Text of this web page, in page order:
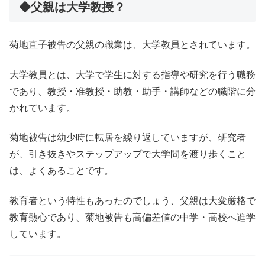
◆父親は大学教授？
菊地直子被告の父親の職業は、大学教員とされています。
大学教員とは、大学で学生に対する指導や研究を行う職務
であり、教授・准教授・助教・助手・講師などの職階に分
かれています。
菊地被告は幼少時に転居を繰り返していますが、研究者
が、引き抜きやステップアップで大学間を渡り歩くこと
は、よくあることです。
教育者という特性もあったのでしょう、父親は大変厳格で
教育熱心であり、菊地被告も高偏差値の中学・高校へ進学
しています。